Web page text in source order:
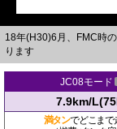
18年(H30)6月、FMC時
ります
JC08モード
7.9km/
満タンでどこまで